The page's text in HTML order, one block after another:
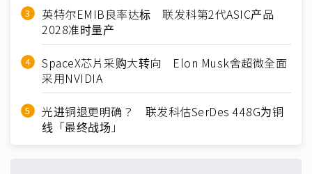
英特尔EMIB良率达标 联发科第2代ASIC产品
2028准时量产
SpaceX芯片采购大转向 Elon Musk舍超微全面
采用NVIDIA
光进铜退更明确？ 联发科估SerDes 448G为铜
线「最终战场」